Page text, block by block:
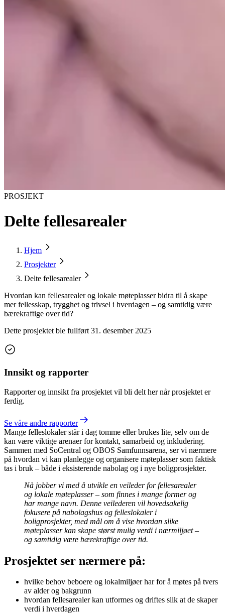
PROSJEKT
Delte fellesarealer
Hjem
Prosjekter
Delte fellesarealer
Hvordan kan fellesarealer og lokale møteplasser bidra til å skape
mer fellesskap, trygghet og trivsel i hverdagen – og samtidig være
bærekraftige over tid?
Dette prosjektet ble fullført 31. desember 2025
Innsikt og rapporter
Rapporter og innsikt fra prosjektet vil bli delt her når prosjektet er
ferdig.
Se våre andre rapporter
Mange felleslokaler står i dag tomme eller brukes lite, selv om de
kan være viktige arenaer for kontakt, samarbeid og inkludering.
Sammen med SoCentral og OBOS Samfunnsarena, ser vi nærmere
på hvordan vi kan planlegge og organisere møteplasser som faktisk
tas i bruk – både i eksisterende nabolag og i nye boligprosjekter.
Nå jobber vi med å utvikle en veileder for fellesarealer
og lokale møteplasser – som finnes i mange former og
har mange navn. Denne veilederen vil hovedsakelig
fokusere på nabolagshus og felleslokaler i
boligprosjekter, med mål om å vise hvordan slike
møteplasser kan skape størst mulig verdi i nærmiljøet –
og samtidig være bærekraftige over tid.
Prosjektet ser nærmere på:
hvilke behov beboere og lokalmiljøer har for å møtes på tvers
av alder og bakgrunn
hvordan fellesarealer kan utformes og driftes slik at de skaper
verdi i hverdagen